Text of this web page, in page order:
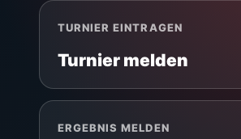
TURNIER EINTRAGEN
Turnier melden
ERGEBNIS MELDEN